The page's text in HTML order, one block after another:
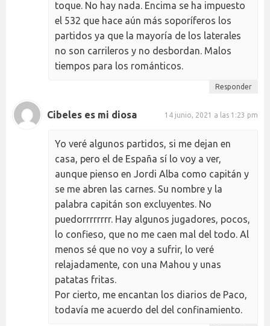
toque. No hay nada. Encima se ha impuesto
el 532 que hace aún más soporíferos los
partidos ya que la mayoría de los laterales
no son carrileros y no desbordan. Malos
tiempos para los románticos.
Responder
Cibeles es mi diosa 14 junio, 2021 a las 1:23 pm
Yo veré algunos partidos, si me dejan en
casa, pero el de España sí lo voy a ver,
aunque pienso en Jordi Alba como capitán y
se me abren las carnes. Su nombre y la
palabra capitán son excluyentes. No
puedorrrrrrrr. Hay algunos jugadores, pocos,
lo confieso, que no me caen mal del todo. Al
menos sé que no voy a sufrir, lo veré
relajadamente, con una Mahou y unas
patatas fritas.
Por cierto, me encantan los diarios de Paco,
todavía me acuerdo del del confinamiento.